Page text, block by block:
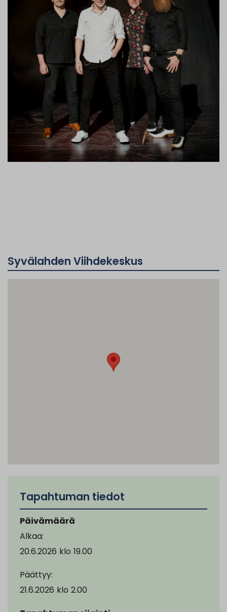
Syvälahden Viihdekeskus
Tapahtuman tiedot
Päivämäärä
Alkaa:
20.6.2026 klo 19.00
Päättyy:
21.6.2026 klo 2.00